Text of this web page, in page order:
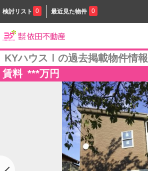
検討リスト 0 最近見た物件 0
KYハウスⅠの過去掲載物件情報
賃料 ***万円